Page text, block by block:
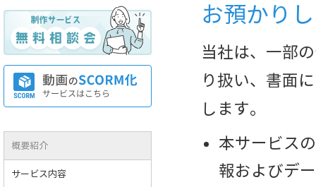
お預かり
当社は、一部
り扱い、書面
します。
本サービス
報およびデ
概要紹介
サービス内容